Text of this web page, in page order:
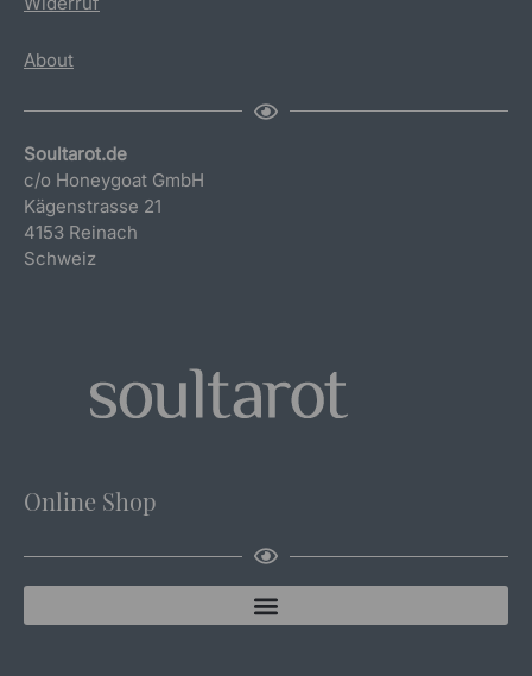
About
Soultarot.de
c/o Honeygoat GmbH
Kägenstrasse 21
4153 Reinach
Schweiz
Online Shop